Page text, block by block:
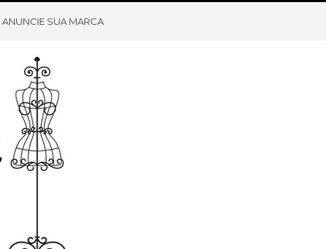
ANUNCIE SUA MARCA